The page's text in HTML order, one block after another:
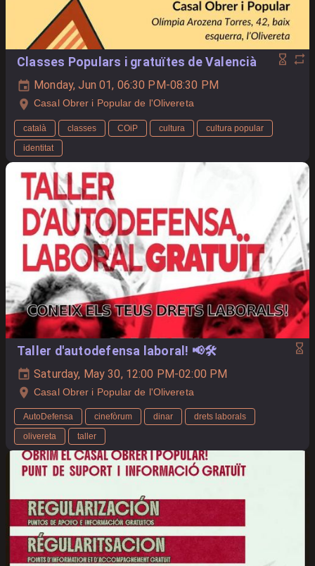
Classes Populars i gratuïtes de Valencià
Monday, Jun 01, 06:30 PM-08:30 PM
Casal Obrer i Popular de l'Olivereta
català classes COiP cultura
cultura popular
identitat
Taller d'autodefensa laboral! 📢🛠️
Saturday, May 30, 12:00 PM-02:00 PM
Casal Obrer i Popular de l'Olivereta
AutoDefensa cinefòrum dinar
drets laborals
olivereta
taller